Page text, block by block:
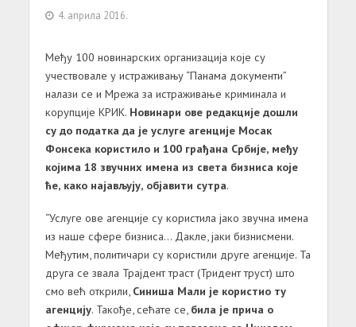
4. априла 2016.
Међу 100 новинарских организација које су
учествовале у истраживању “Панама документи”
налази се и Мрежа за истраживање криминала и
корупције КРИК. Новинари ове редакције дошли
су до податка да је услуге агенције Мосак
Фонсека користило и 100 грађана Србије, међу
којима 18 звучних имена из света бизниса које
ће, како најављују, објавити сутра.
“Услуге ове агенције су користила јако звучна имена
из наше сфере бизниса… Дакле, јаки бизнисмени.
Међутим, политичари су користили друге агенције. Та
друга се звала Трајдент траст (Тридент труст) што
смо већ открили, Синиша Мали је користио ту
агенцију. Такође, сећате се, била је прича о